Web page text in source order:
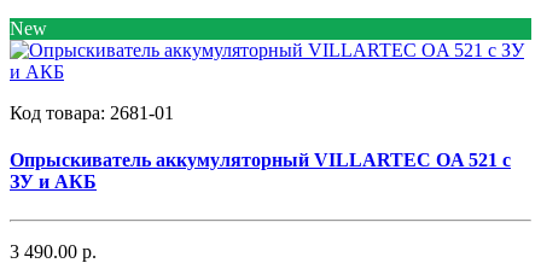
New
Код товара: 2681-01
Опрыскиватель аккумуляторный VILLARTEC OA 521 с
ЗУ и АКБ
3 490.00 р.